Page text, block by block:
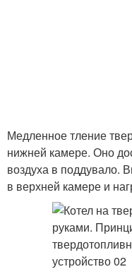
Медленное тление
нижней камере. Оно
воздуха в поддувало.
в верхней камере и